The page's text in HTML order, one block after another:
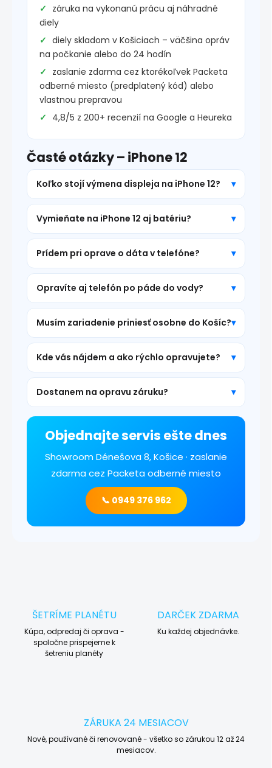
záruka na vykonanú prácu aj náhradné
diely
diely skladom v Košiciach – väčšina opráv
na počkanie alebo do 24 hodín
zaslanie zdarma cez ktorékoľvek Packeta
odberné miesto (predplatený kód) alebo
vlastnou prepravou
4,8/5 z 200+ recenzií na Google a Heureka
Časté otázky – iPhone 12
Koľko stojí výmena displeja na iPhone 12?
Vymieňate na iPhone 12 aj batériu?
Prídem pri oprave o dáta v telefóne?
Opravíte aj telefón po páde do vody?
Musím zariadenie priniesť osobne do Košíc?
Kde vás nájdem a ako rýchlo opravujete?
Dostanem na opravu záruku?
Objednajte servis ešte dnes
Showroom Dénešova 8, Košice · zaslanie
zdarma cez Packeta odberné miesto
📞 0949 376 962
ŠETRÍME PLANÉTU
Kúpa, odpredaj či oprava -
spoločne prispejeme k
šetreniu planéty
DARČEK ZDARMA
Ku každej objednávke.
ZÁRUKA 24 MESIACOV
Nové, používané či renovované - všetko so zárukou 12 až 24
mesiacov.